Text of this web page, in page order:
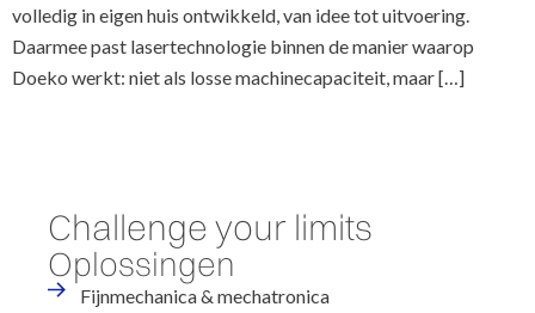
volledig in eigen huis ontwikkeld, van idee tot uitvoering.
Daarmee past lasertechnologie binnen de manier waarop
Doeko werkt: niet als losse machinecapaciteit, maar […]
Challenge your limits
Oplossingen
Fijnmechanica & mechatronica